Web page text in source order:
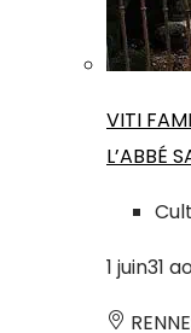
VITI
L’ABBÉ
1 juin31